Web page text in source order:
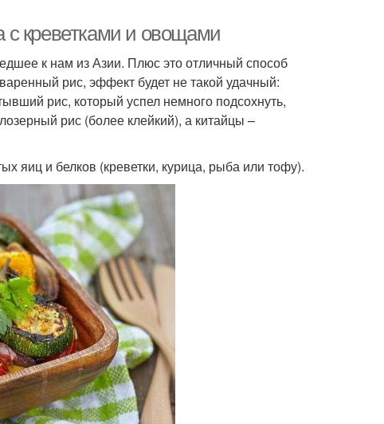
с креветками и овощами
к нам из Азии. Плюс это отличный способ
рис, эффект будет не такой удачный:
рис, который успел немного подсохнуть,
рис (более клейкий), а китайцы –
яиц и белков (креветки, курица, рыба или тофу).